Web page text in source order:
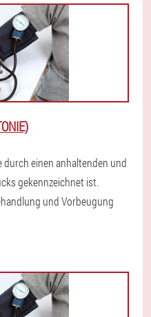
einen anhaltenden und
gekennzeichnet ist.
und Vorbeugung